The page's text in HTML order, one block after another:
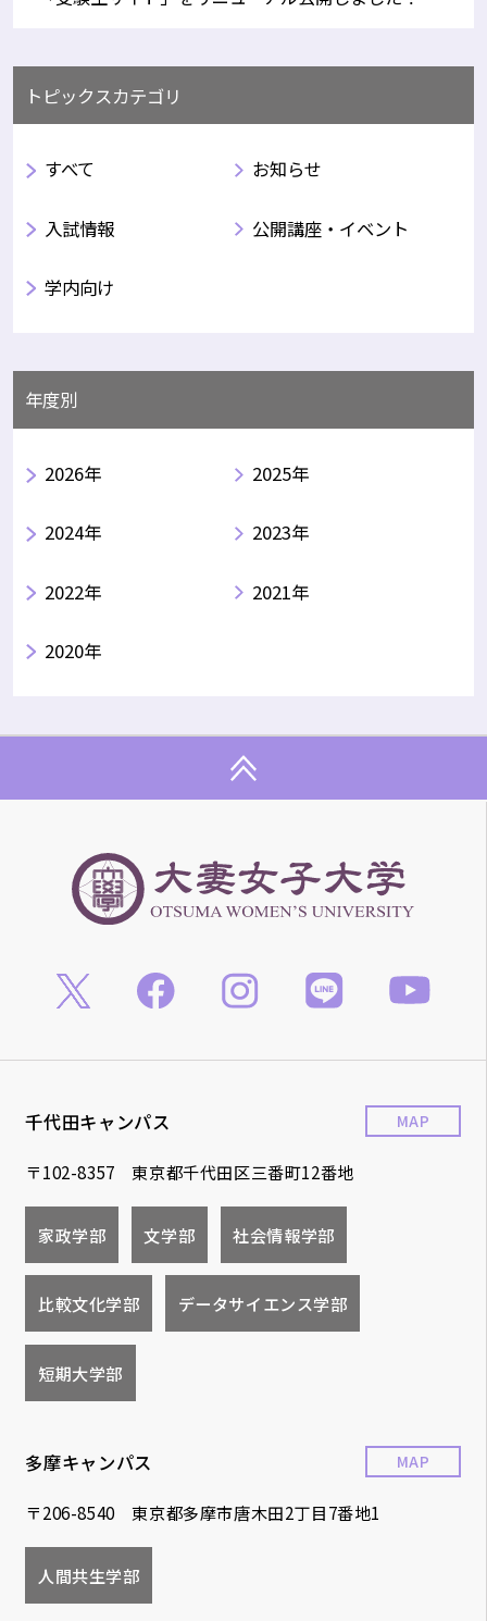
トピックスカテゴリ
すべて お知らせ
入試情報 公開講座・イベント
学内向け
年度別
2026年 2025年
2024年 2023年
2022年 2021年
2020年
千代田キャンパス
〒102-8357 東京都千代田区三番町12番地
MAP
家政学部 文学部 社会情報学部
比較文化学部 データサイエンス学部
短期大学部
多摩キャンパス
〒206-8540 東京都多摩市唐木田2丁目7番地1
MAP
人間共生学部